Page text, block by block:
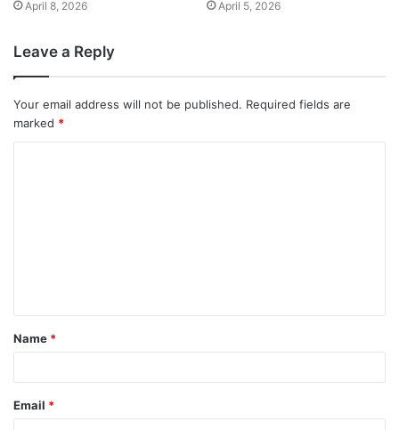
April 8, 2026 April 5, 2026
Leave a Reply
Your email address will not be published. Required fields are
marked *
Name *
Email *